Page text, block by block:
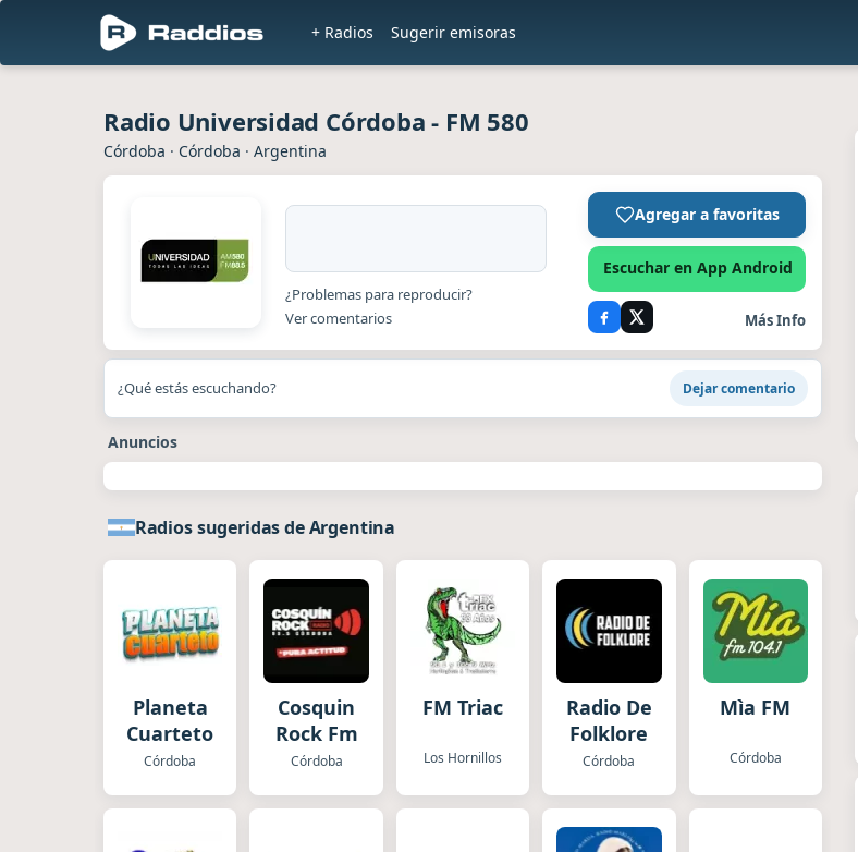
+ Radios Sugerir emisoras
Radio Universidad Córdoba - FM 580
Córdoba · Córdoba · Argentina
¿Problemas para reproducir?
Ver comentarios
Agregar a favoritas
Escuchar en App Android
Más Info
¿Qué estás escuchando? Dejar comentario
Anuncios
Radios sugeridas de Argentina
Planeta
Cuarteto
Córdoba
Cosquin
Rock Fm
Córdoba
FM Triac
Los Hornillos
Radio De
Folklore
Córdoba
Mìa FM
Córdoba